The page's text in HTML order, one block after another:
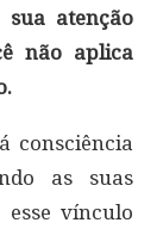
sua atenção
não aplica
consciência
as suas
vínculo